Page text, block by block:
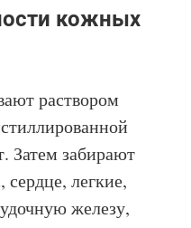
кожных
раствором
Затем забирают
легкие,
железу,